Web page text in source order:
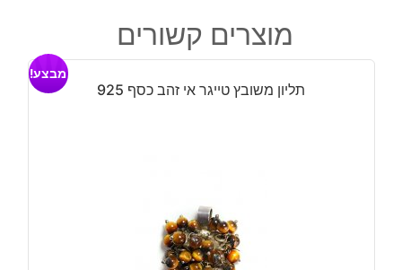
משובצת
קריסטל
כסף
מוצרים קשורים
תליון משובץ טייגר אי זהב כסף 925
מבצע!